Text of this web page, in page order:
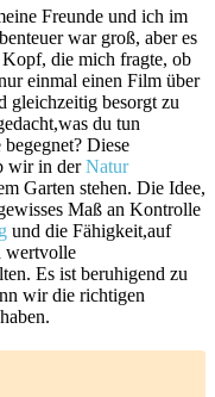
Freunde und ich im​
war groß, aber es
die mich fragte, ob
einmal einen Film über
gleichzeitig besorgt zu
du tun
Diese
wir​ in der Natur
Garten⁤ stehen. Die Idee,
Maß an Kontrolle
und die⁤ Fähigkeit,auf
wertvolle
Es ist beruhigend zu
wir die richtigen